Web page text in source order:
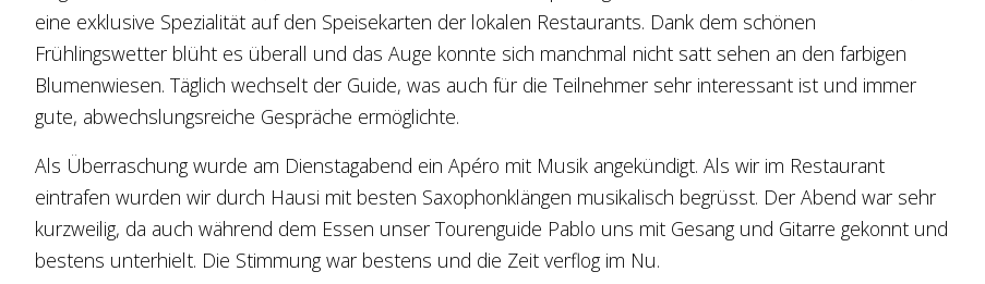
eine exklusive Spezialität auf den Speisekarten der lokalen Restaurants. Dank dem schönen
Frühlingswetter blüht es überall und das Auge konnte sich manchmal nicht satt sehen an den farbigen
Blumenwiesen. Täglich wechselt der Guide, was auch für die Teilnehmer sehr interessant ist und immer
gute, abwechslungsreiche Gespräche ermöglichte.
Als Überraschung wurde am Dienstagabend ein Apéro mit Musik angekündigt. Als wir im Restaurant
eintrafen wurden wir durch Hausi mit besten Saxophonklängen musikalisch begrüsst. Der Abend war sehr
kurzweilig, da auch während dem Essen unser Tourenguide Pablo uns mit Gesang und Gitarre gekonnt und
bestens unterhielt. Die Stimmung war bestens und die Zeit verflog im Nu.